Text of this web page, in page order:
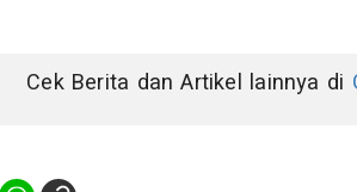
Cek Berita dan Artikel lainnya di